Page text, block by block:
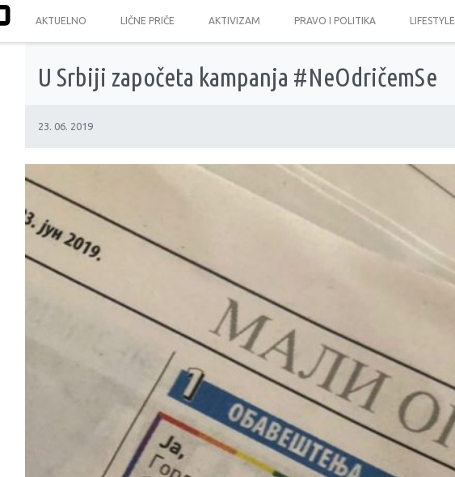
AKTUELNO LIČNE PRIČE AKTIVIZAM PRAVO I POLITIKA LIFESTYLE
U Srbiji započeta kampanja #NeOdričemSe
23. 06. 2019